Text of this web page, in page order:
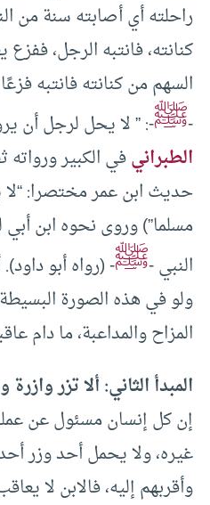
راحلته أي أصابته سنة من
كنانته، فانتبه الرجل،
السهم من كنانته فانتبه
-ﷺ-: ” لا يحل لرجل أن
الطبرانيفي الكبير ورواته
حديث ابن عمر مختصرا:
مسلما”) وروى نحوه ابن
النبي -ﷺ- (رواه أبو
ولو في هذه الصورة البسيطة
المزاح والمداعبة، ما دام
المبدأ الثاني: ألا تزر
إن كل إنسان مسئول عن
غيره، ولا يحمل أحد وزر
وأقربهم إليه، فالابن لا